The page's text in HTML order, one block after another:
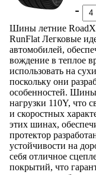
-
Шины летние RoadX
RunFlat Легковые
автомобилей,
вождение в теплое
использовать на
поскольку они
особенностей.
нагрузки 110Y, что
и скоростных
этих шинах,
протектор
устойчивости на
себя отличное
покрытий, что